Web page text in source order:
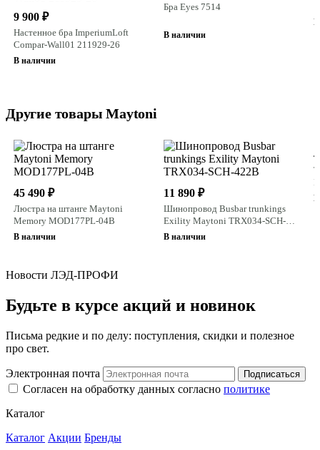
9 900 ₽
Настенное бра ImperiumLoft
Compar-Wall01 211929-26
В наличии
Бра Eyes 7514
В наличии
В
Другие товары Maytoni
45 490 ₽
Люстра на штанге Maytoni
Memory MOD177PL-04B
В наличии
11 890 ₽
Шинопровод Busbar trunkings
Exility Maytoni TRX034-SCH-
422B
В наличии
В
Новости ЛЭД-ПРОФИ
Будьте в курсе акций и новинок
Письма редкие и по делу: поступления, скидки и полезное
про свет.
Электронная почта Подписаться
Согласен на обработку данных согласно политике
Каталог
Каталог Акции Бренды